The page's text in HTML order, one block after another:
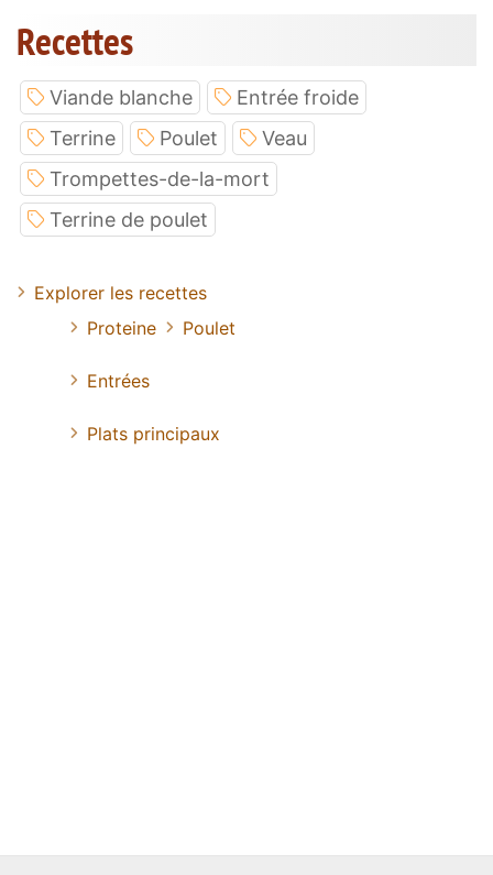
Recettes
Viande blanche
Entrée froide
Terrine
Poulet
Veau
Trompettes-de-la-mort
Terrine de poulet
Explorer les recettes
Proteine
Poulet
Entrées
Plats principaux